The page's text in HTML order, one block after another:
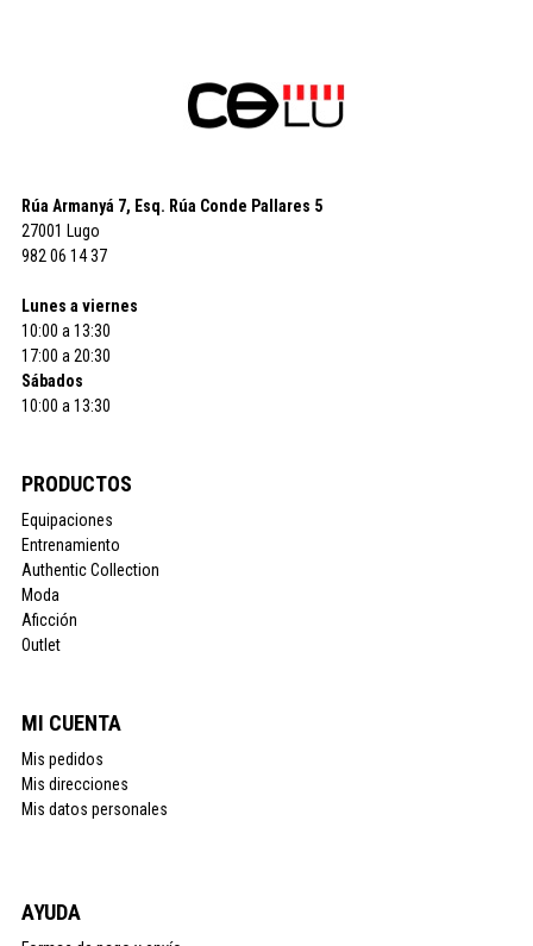
Rúa Armanyá 7, Esq. Rúa Conde Pallares 5
27001 Lugo
982 06 14 37
Lunes a viernes
10:00 a 13:30
17:00 a 20:30
Sábados
10:00 a 13:30
PRODUCTOS
Equipaciones
Entrenamiento
Authentic Collection
Moda
Aficción
Outlet
MI CUENTA
Mis pedidos
Mis direcciones
Mis datos personales
AYUDA